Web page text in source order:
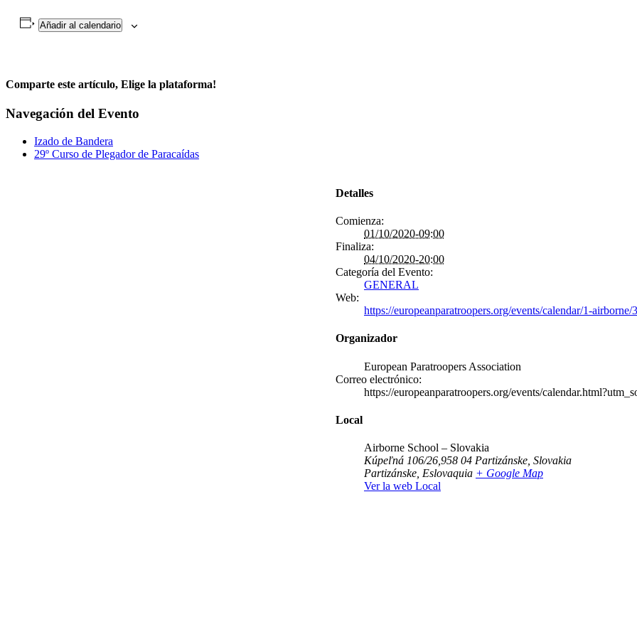
Añadir al calendario
Comparte este artículo, Elige la plataforma!
Facebook
Twitter
WhatsApp
Correo
electrónico
Navegación del Evento
Izado de Bandera
29º Curso de Plegador de Paracaídas
Detalles
Comienza:
01/10/2020-09:00
Finaliza:
04/10/2020-20:00
Categoría del Evento:
GENERAL
Web:
https://europeanparatroopers.org/events/calendar/1-
Organizador
European Paratroopers Association
Correo electrónico:
https://europeanparatroopers.org/events/
Local
Airborne School – Slovakia
Kúpeľná 106/26,958 04 Partizánske, Slovakia
Partizánske Eslovaquia + Google Map
Ver la web Local